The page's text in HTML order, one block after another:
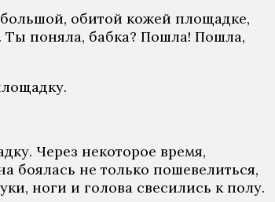
обитой кожей площадке,
поняла, бабка? Пошла! Пошла,
Через некоторое время,
боялась не только пошевелиться,
ноги и голова свесились к полу.